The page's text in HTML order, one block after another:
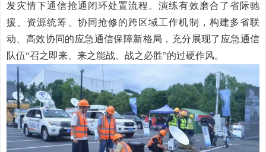
发灾情下通信抢通闭环处置流程。演练有效磨合了省际驰
援、资源统筹、协同抢修的跨区域工作机制，构建多省联
动、高效协同的应急通信保障新格局，充分展现了应急通信
队伍“召之即来、来之能战、战之必胜”的过硬作风。